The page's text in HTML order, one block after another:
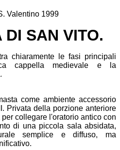
Valentino 1999
DI SAN VITO.
chiaramente le fasi principali
cappella medievale e la
come ambiente accessorio
Privata della porzione anteriore
collegare l'oratorio antico con
di una piccola sala absidata,
semplice e diffuso, ma